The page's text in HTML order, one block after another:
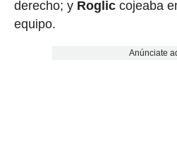
derecho; y Rogliccojeaba
equipo.
Anúnciate